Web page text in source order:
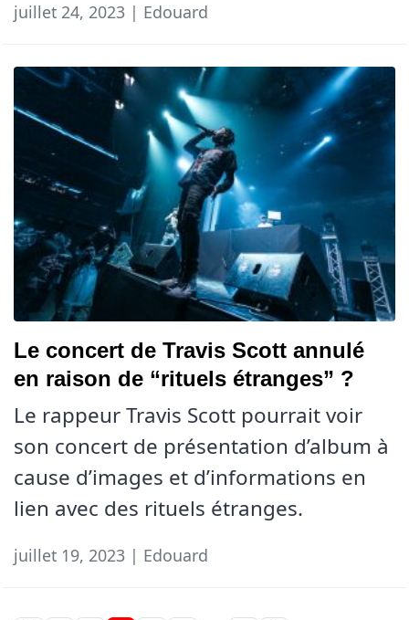
juillet 24, 2023 | Edouard
Le concert de Travis Scott annulé
en raison de “rituels étranges” ?
Le rappeur Travis Scott pourrait voir
son concert de présentation d’album à
cause d’images et d’informations en
lien avec des rituels étranges.
juillet 19, 2023 | Edouard